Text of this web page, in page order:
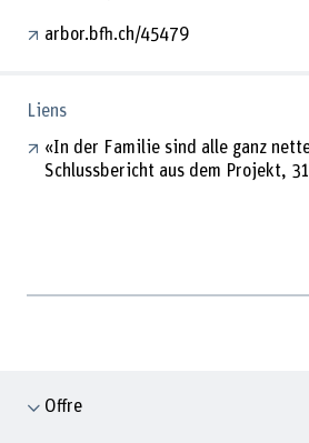
arbor.bfh.ch/45479
Liens
«In der Familie sind alle ganz
Schlussbericht aus dem Projekt,
Offre